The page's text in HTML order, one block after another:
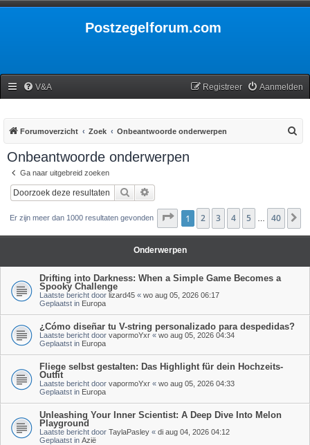
Postzegelforum.com
V&A Aanmelden
Registreer
Forumoverzicht Zoek Onbeantwoorde onderwerpen
Onbeantwoorde onderwerpen
Ga naar uitgebreid zoeken
Zoek
Er zijn meer dan 1000 resultaten gevonden Pagina1 van 40
1 2 3 4 5 40
Onderwerpen
Drifting into Darkness: When a Simple Game Becomes a
Spooky Challenge
Laatste bericht door lizard45 « wo aug 05, 2026 06:17
Geplaatst in Europa
¿Cómo diseñar tu V-string personalizado para despedidas?
Laatste bericht door vapormoYxr « wo aug 05, 2026 04:34
Geplaatst in Europa
Fliege selbst gestalten: Das Highlight für dein Hochzeits-
Outfit
Laatste bericht door vapormoYxr « wo aug 05, 2026 04:33
Geplaatst in Europa
Unleashing Your Inner Scientist: A Deep Dive Into Melon
Playground
Laatste bericht door TaylaPasley « di aug 04, 2026 04:12
Geplaatst in Azië